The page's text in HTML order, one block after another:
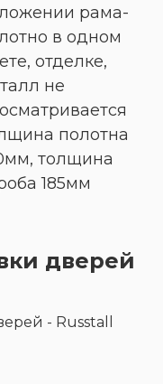
рама-
в одном
отделке,
не
полотна
толщина
185мм
дверей